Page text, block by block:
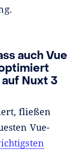
auch Vue
Nuxt 3
fließen
Vue-